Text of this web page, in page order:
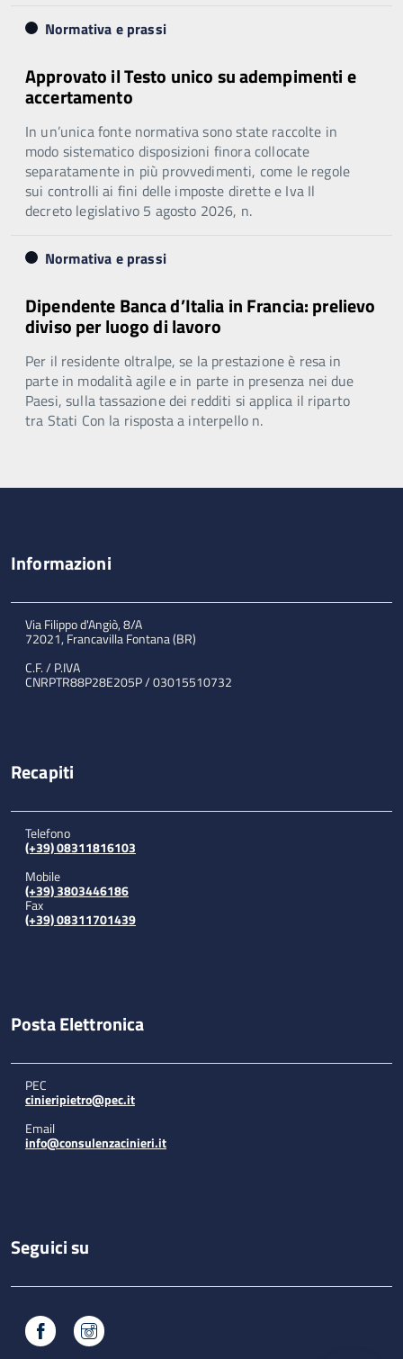
Normativa e prassi
Approvato il Testo unico su adempimenti e
accertamento
In un’unica fonte normativa sono state raccolte in
modo sistematico disposizioni finora collocate
separatamente in più provvedimenti, come le regole
sui controlli ai fini delle imposte dirette e Iva Il
decreto legislativo 5 agosto 2026, n.
Normativa e prassi
Dipendente Banca d’Italia in Francia: prelievo
diviso per luogo di lavoro
Per il residente oltralpe, se la prestazione è resa in
parte in modalità agile e in parte in presenza nei due
Paesi, sulla tassazione dei redditi si applica il riparto
tra Stati Con la risposta a interpello n.
Informazioni
Via Filippo d'Angiò, 8/A
72021, Francavilla Fontana (BR)
C.F. / P.IVA
CNRPTR88P28E205P / 03015510732
Recapiti
Telefono
(+39) 08311816103
Mobile
(+39) 3803446186
Fax
(+39) 08311701439
Posta Elettronica
PEC
cinieripietro@pec.it
Email
info@consulenzacinieri.it
Seguici su
Facebook